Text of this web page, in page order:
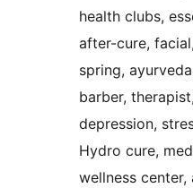
health clubs,
after-cure,
spring,
barber,
depression,
Hydro cure,
wellness center,